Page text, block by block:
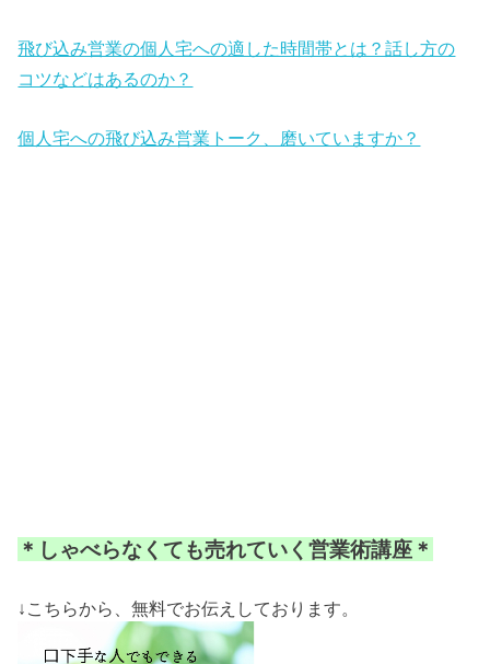
飛び込み営業の個人宅への適した時間帯とは？話し方の
コツなどはあるのか？
個人宅への飛び込み営業トーク、磨いていますか？
＊ しゃべらなくても売れていく営業術講座＊
↓こちらから、無料でお伝えしております。